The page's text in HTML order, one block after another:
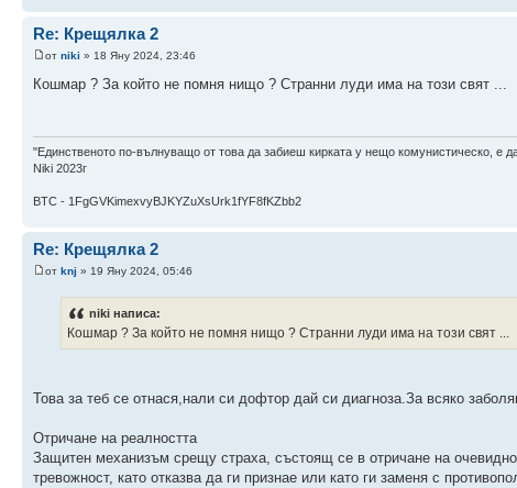
Re: Крещялка 2
от niki » 18 Яну 2024, 23:46
Кошмар ? За който не помня нищо ? Странни луди има на този свят ...
"Единственото по-вълнуващо от това да забиеш кирката у нещо комунистическо, е
Niki 2023г
BTC - 1FgGVKimexvyBJKYZuXsUrk1fYF8fKZbb2
Re: Крещялка 2
от knj » 19 Яну 2024, 05:46
niki написа:
Кошмар ? За който не помня нищо ? Странни луди има на този свят ...
Това за теб се отнася,нали си дофтор дай си диагноза.За всяко
Отричане на реалността
Защитен механизъм срещу страха, състоящ се в отричане на
тревожност, като отказва да ги признае или като ги заменя с